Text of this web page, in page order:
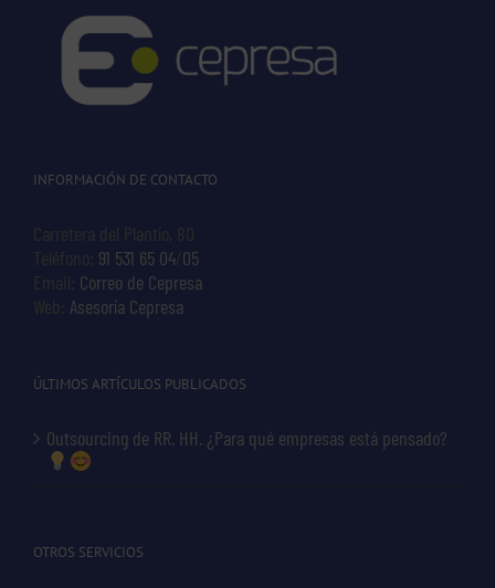
INFORMACIÓN DE CONTACTO
Carretera del Plantío, 80
Teléfono: 91 531 65 04 05
Email: Correo de Cepresa
Web: Asesoría Cepresa
ÚLTIMOS ARTÍCULOS PUBLICADOS
Outsourcing de RR. HH. ¿Para qué empresas está pensado?
OTROS SERVICIOS